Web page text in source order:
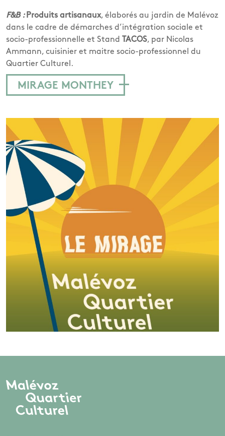
F&B : Produits artisanaux, élaborés au jardin de Malévoz
dans le cadre de démarches d’intégration sociale et
socio-professionnelle et Stand
TACOS, par Nicolas
Ammann, cuisinier et maitre socio-professionnel du
Quartier Culturel.
MIRAGE MONTHEY